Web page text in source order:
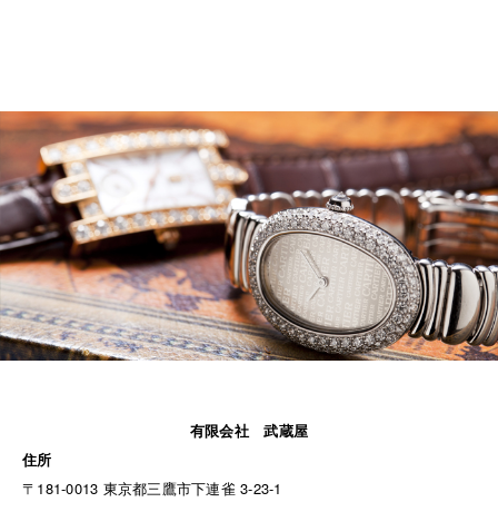
有限会社 武蔵屋
住所
〒181-0013 東京都三鷹市下連雀 3-23-1